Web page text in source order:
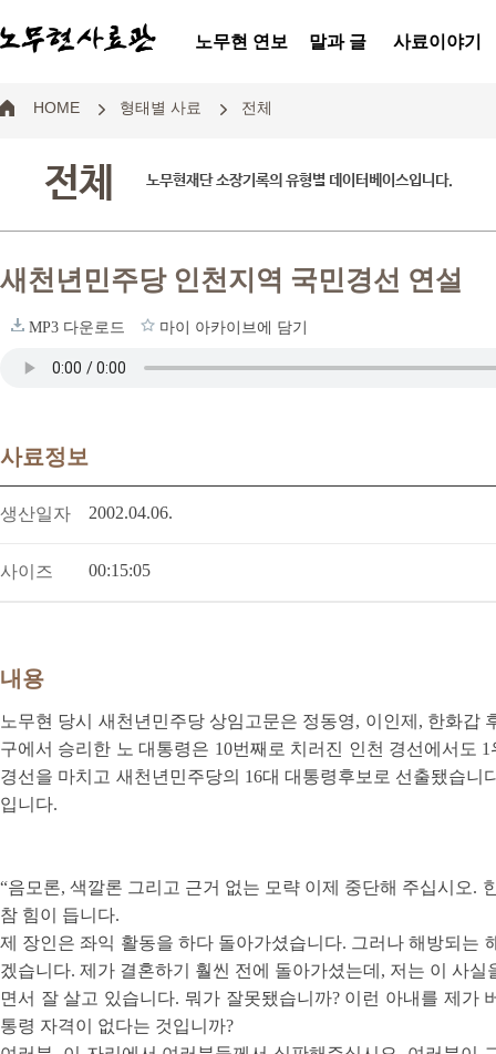
노무현 연보 말과 글 사료이야기
HOME 형태별 사료 전체
전체 노무현재단 소장기록의 유형별 데이터베이스입니다.
새천년민주당 인천지역 국민경선 연설
MP3 다운로드 마이 아카이브에 담기
사료정보
생산일자 2002.04.06.
사이즈 00:15:05
내용
노무현 당시 새천년민주당 상임고문은 정동영, 이인제, 한화갑
구에서 승리한 노 대통령은 10번째로 치러진 인천 경선에서도
경선을 마치고 새천년민주당의 16대 대통령후보로 선출됐습
입니다.
“음모론, 색깔론 그리고 근거 없는 모략 이제 중단해 주십시오.
참 힘이 듭니다.
제 장인은 좌익 활동을 하다 돌아가셨습니다. 그러나 해방되는
겠습니다. 제가 결혼하기 훨씬 전에 돌아가셨는데, 저는 이 사
면서 잘 살고 있습니다. 뭐가 잘못됐습니까? 이런 아내를 제가
통령 자격이 없다는 것입니까?